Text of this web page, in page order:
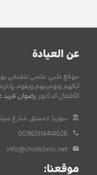
عن العيادة
موقع طبي علمي تثقيفي
آبائهم وتوعيتهم ويقوم
الأطفال الدكتور رضوان فريد
سوريا, دمشق, شارع
00963114414026
info@childclinic.net
موقعنا: